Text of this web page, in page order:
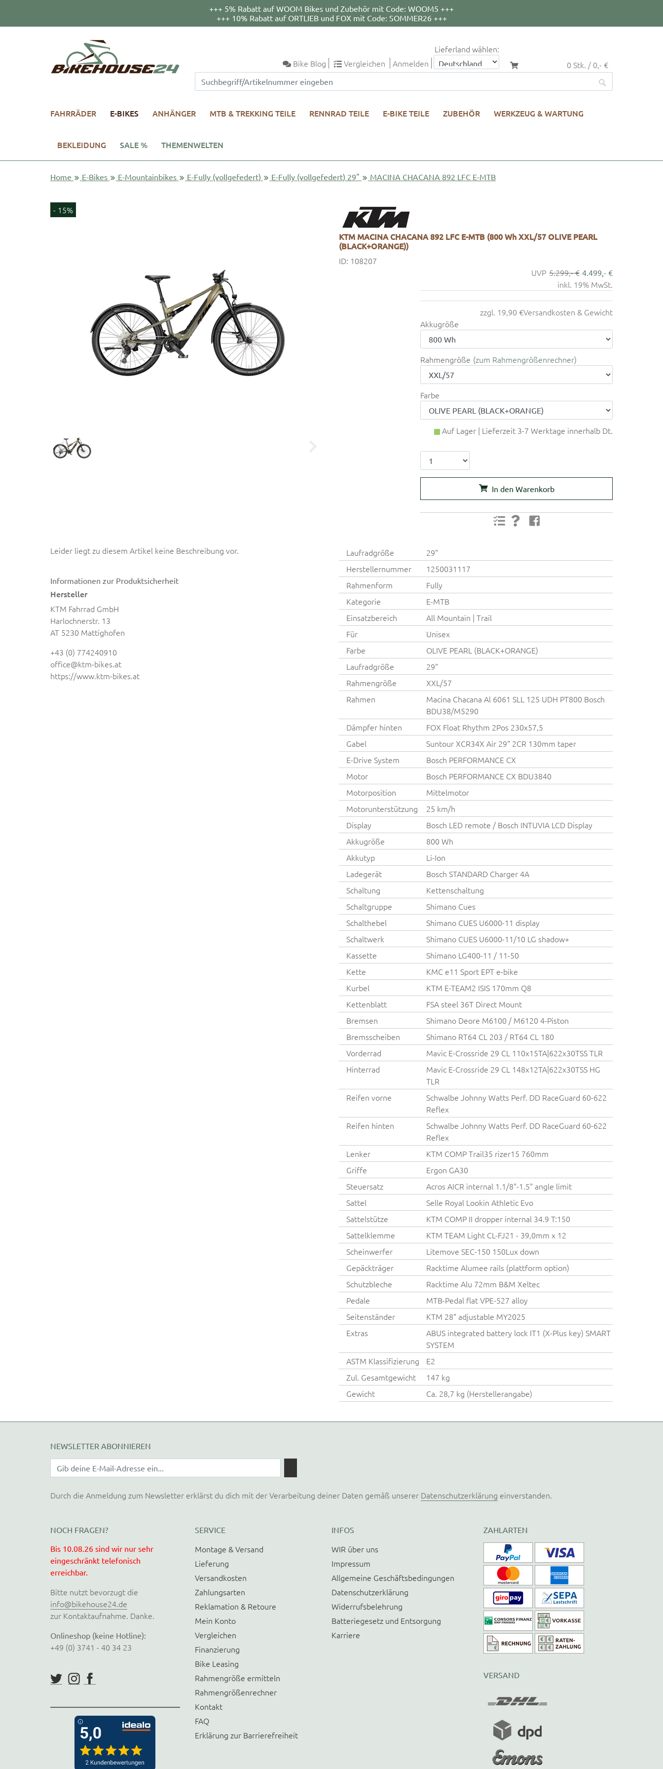
+++ 5% Rabatt auf WOOM Bikes und Zubehör mit Code: WOOM5 +++
+++ 10% Rabatt auf ORTLIEB und FOX mit Code: SOMMER26 +++
Bike Blog Vergleichen Anmelden
Lieferland wählen:
0 Stk. / 0,- €
FAHRRÄDER E-BIKES ANHÄNGER MTB & TREKKING TEILE RENNRAD TEILE E-BIKE TEILE ZUBEHÖR WERKZEUG & WARTUNG
BEKLEIDUNG SALE % THEMENWELTEN
Home E-Bikes E-Mountainbikes E-Fully (vollgefedert) E-Fully (vollgefedert) 29" MACINA CHACANA 892 LFC E-MTB
- 15%
KTM MACINA CHACANA 892 LFC E-MTB (800 Wh XXL/57 OLIVE PEARL
(BLACK+ORANGE))
ID: 108207
5.299,- € 4.499,- €
inkl. 19% MwSt.
zzgl. 19,90 €Versandkosten & Gewicht
Akkugröße
Rahmengröße zum Rahmengrößenrechner
Farbe
Auf Lager | Lieferzeit 3-7 Werktage innerhalb Dt.
In den Warenkorb
Leider liegt zu diesem Artikel keine Beschreibung vor.
Informationen zur Produktsicherheit
Hersteller
KTM Fahrrad GmbH
Harlochnerstr. 13
AT 5230 Mattighofen
+43 (0) 774240910
office@ktm-bikes.at
https://www.ktm-bikes.at
Laufradgröße
29"
Herstellernummer
1250031117
Rahmenform
Fully
Kategorie
E-MTB
Einsatzbereich
All Mountain | Trail
Für
Unisex
Farbe
OLIVE PEARL (BLACK+ORANGE)
Laufradgröße
29"
Rahmengröße
XXL/57
Rahmen
Macina Chacana Al 6061 SLL 125 UDH PT800 Bosch
BDU38/M5290
Dämpfer hinten
FOX Float Rhythm 2Pos 230x57,5
Gabel
Suntour XCR34X Air 29" 2CR 130mm taper
E-Drive System
Bosch PERFORMANCE CX
Motor
Bosch PERFORMANCE CX BDU3840
Motorposition
Mittelmotor
Motorunterstützung
25 km/h
Display
Bosch LED remote / Bosch INTUVIA LCD Display
Akkugröße
800 Wh
Akkutyp
Li-Ion
Ladegerät
Bosch STANDARD Charger 4A
Schaltung
Kettenschaltung
Schaltgruppe
Shimano Cues
Schalthebel
Shimano CUES U6000-11 display
Schaltwerk
Shimano CUES U6000-11/10 LG shadow+
Kassette
Shimano LG400-11 / 11-50
Kette
KMC e11 Sport EPT e-bike
Kurbel
KTM E-TEAM2 ISIS 170mm Q8
Kettenblatt
FSA steel 36T Direct Mount
Bremsen
Shimano Deore M6100 / M6120 4-Piston
Bremsscheiben
Shimano RT64 CL 203 / RT64 CL 180
Vorderrad
Mavic E-Crossride 29 CL 110x15TA|622x30TSS TLR
Hinterrad
Mavic E-Crossride 29 CL 148x12TA|622x30TSS HG
TLR
Reifen vorne
Schwalbe Johnny Watts Perf. DD RaceGuard 60-622
Reflex
Reifen hinten
Schwalbe Johnny Watts Perf. DD RaceGuard 60-622
Reflex
Lenker
KTM COMP Trail35 rizer15 760mm
Griffe
Ergon GA30
Steuersatz
Acros AICR internal 1.1/8"-1.5" angle limit
Sattel
Selle Royal Lookin Athletic Evo
Sattelstütze
KTM COMP II dropper internal 34.9 T:150
Sattelklemme
KTM TEAM Light CL-FJ21 - 39,0mm x 12
Scheinwerfer
Litemove SEC-150 150Lux down
Gepäckträger
Racktime Alumee rails (plattform option)
Schutzbleche
Racktime Alu 72mm B&M Xeltec
Pedale
MTB-Pedal flat VPE-527 alloy
Seitenständer
KTM 28" adjustable MY2025
Extras
ABUS integrated battery lock IT1 (X-Plus key) SMART
SYSTEM
ASTM Klassifizierung
E2
Zul. Gesamtgewicht
147 kg
Gewicht
Ca. 28,7 kg (Herstellerangabe)
NEWSLETTER ABONNIEREN
Durch die Anmeldung zum Newsletter erklärst du dich mit der Verarbeitung deiner Daten gemäß unserer Datenschutzerklärung einverstanden.
NOCH FRAGEN?
Bis 10.08.26 sind wir nur sehr
eingeschränkt telefonisch
erreichbar.
Bitte nutzt bevorzugt die
info@bikehouse24.de
zur Kontaktaufnahme. Danke.
Onlineshop (keine Hotline):
+49 (0) 3741 - 40 34 23
SERVICE
Montage & Versand
Lieferung
Versandkosten
Zahlungsarten
Reklamation & Retoure
Mein Konto
Vergleichen
Finanzierung
Bike Leasing
Rahmengröße ermitteln
Rahmengrößenrechner
Kontakt
FAQ
Erklärung zur Barrierefreiheit
INFOS
WIR über uns
Impressum
Allgemeine Geschäftsbedingungen
Datenschutzerklärung
Widerrufsbelehrung
Batteriegesetz und Entsorgung
Karriere
ZAHLARTEN
VERSAND